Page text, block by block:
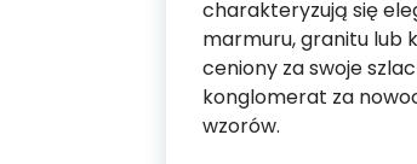
charakteryzują się
marmuru, granitu lub
ceniony za swoje
konglomerat za
wzorów.